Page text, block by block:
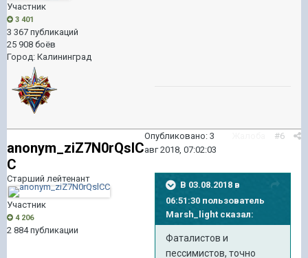
Участник
3 401
3 367 публикаций
25 908 боёв
Город: Калининград
anonym_ziZ7N0rQslC
C
Старший лейтенант
Участник
4 206
2 884 публикации
#6
Опубликовано: 3
авг 2018, 07:02:03
В 03.08.2018 в
06:51:30 пользователь
Marsh_light сказал:
Фаталистов и
пессимистов, точно